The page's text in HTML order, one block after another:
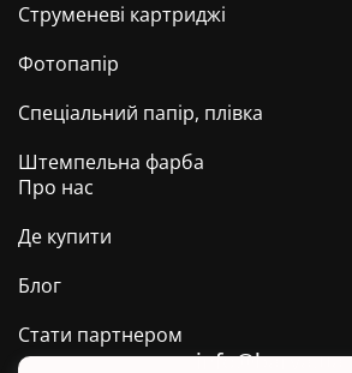
Струменеві картриджі
Фотопапір
Спеціальний папір, плівка
Штемпельна фарба
Про нас
Де купити
Блог
Стати партнером
info@barva.ua